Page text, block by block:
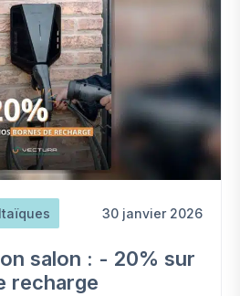
30 janvier 2026
salon : - 20% sur
recharge